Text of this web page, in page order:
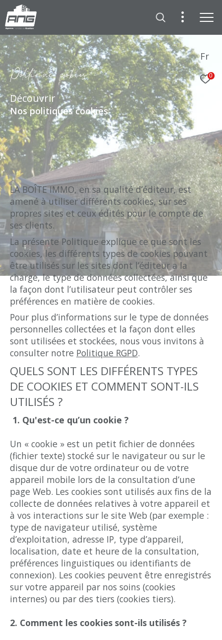
Fr
0
Poiique cokie
Découvrir
Nos politiques cookies
LA BOÎTE IMMO, en sa qualité d’éditeur, est
amené à utiliser différents cookies, sur ses
propres sites et ceux édités pour le compte de
ses clients.
La présente Politique explique ce que sont les
cookies, les différents types de cookies pouvant
être utilisés sur les sites dont l’éditeur a la
charge, le type de données collectées, ainsi que
la façon dont l’utilisateur peut contrôler ses
préférences en matière de cookies.
Pour plus d’informations sur le type de données
personnelles collectées et la façon dont elles
sont utilisées et stockées, nous vous invitons à
consulter notre Politique RGPD.
QUELS SONT LES DIFFÉRENTS TYPES
DE COOKIES ET COMMENT SONT-ILS
UTILISÉS ?
1. Qu'est-ce qu’un cookie ?
Un « cookie » est un petit fichier de données
(fichier texte) stocké sur le navigateur ou sur le
disque dur de votre ordinateur ou de votre
appareil mobile lors de la consultation d’une
page Web. Les cookies sont utilisés aux fins de la
collecte de données relatives à votre appareil et
à vos interactions sur le site Web (par exemple :
type de navigateur utilisé, système
d’exploitation, adresse IP, type d’appareil,
localisation, date et heure de la consultation,
préférences linguistiques ou identifiants de
connexion). Les cookies peuvent être enregistrés
sur votre appareil par nos soins (cookies
internes) ou par des tiers (cookies tiers).
2. Comment les cookies sont-ils utilisés ?